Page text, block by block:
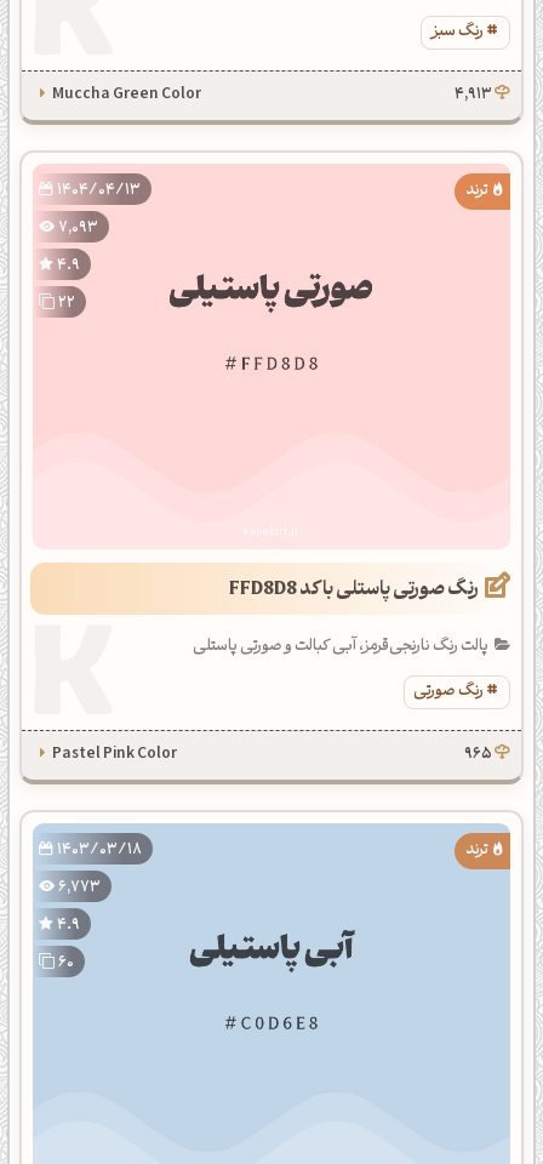
رنگ سبز
4,913
Muccha Green Color
1404/04/13
7,093
4.9
22
رنگ صورتی پاستلی با کد FFD8D8
پالت رنگ نارنجی‌قرمز، آبی کبالت و صورتی پاستلی
رنگ صورتی
965
Pastel Pink Color
1403/03/18
6,773
4.9
60